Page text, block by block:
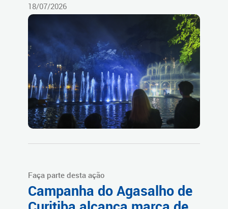
18/07/2026
Faça parte desta ação
Campanha do Agasalho de